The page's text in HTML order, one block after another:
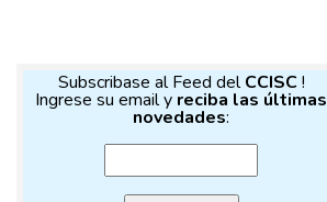
Subscribase al Feed delCCISC!
Ingrese su email y reciba las últimas
novedades: